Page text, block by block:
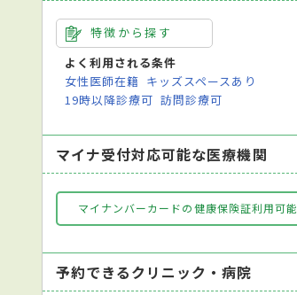
特徴から探す
よく利用される条件
女性医師在籍 キッズスペースあり
19時以降診療可 訪問診療可
マイナ受付対応可能な医療機関
マイナンバーカードの健康保険証利用可能
予約できるクリニック・病院